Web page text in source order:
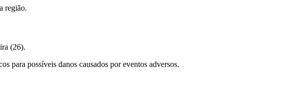
região.
(26).
para possíveis danos causados por eventos adversos.